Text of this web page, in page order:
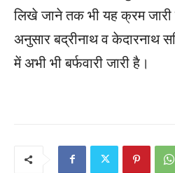
लिखे जाने तक भी यह क्रम जारी
अनुसार बद्रीनाथ व केदारनाथ
में अभी भी बर्फवारी जारी है।